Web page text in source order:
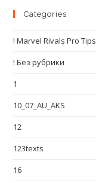
Categories
! Marvel Rivals Pro Tips
! Без рубрики
1
10_07_AU_AKS
12
123texts
16